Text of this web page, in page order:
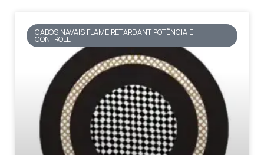
CABOS NAVAIS FLAME RETARDANT POTÊNCIA E
CONTROLE